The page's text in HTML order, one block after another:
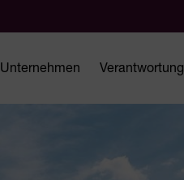
Unternehmen Verantwortung